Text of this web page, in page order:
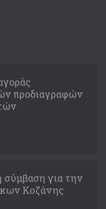
προδιαγραφών
για την
Κοζάνης